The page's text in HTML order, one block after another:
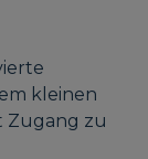
kleinen
Zugang zu